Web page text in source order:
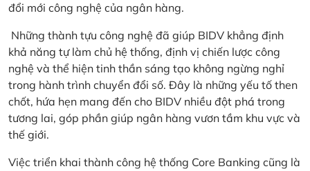
đổi mới công nghệ của ngân hàng.
Những thành tựu công nghệ đã giúp BIDV khẳng định
khả năng tự làm chủ hệ thống, định vị chiến lược công
nghệ và thể hiện tinh thần sáng tạo không ngừng nghỉ
trong hành trình chuyển đổi số. Đây là những yếu tố then
chốt, hứa hẹn mang đến cho BIDV nhiều đột phá trong
tương lai, góp phần giúp ngân hàng vươn tầm khu vực và
thế giới.
Việc triển khai thành công hệ thống Core Banking cũng là